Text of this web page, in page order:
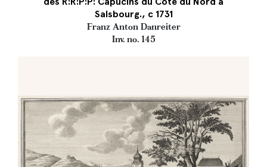
Salsbourg., c 1731
Franz Anton Danreiter
Inv. no. 145